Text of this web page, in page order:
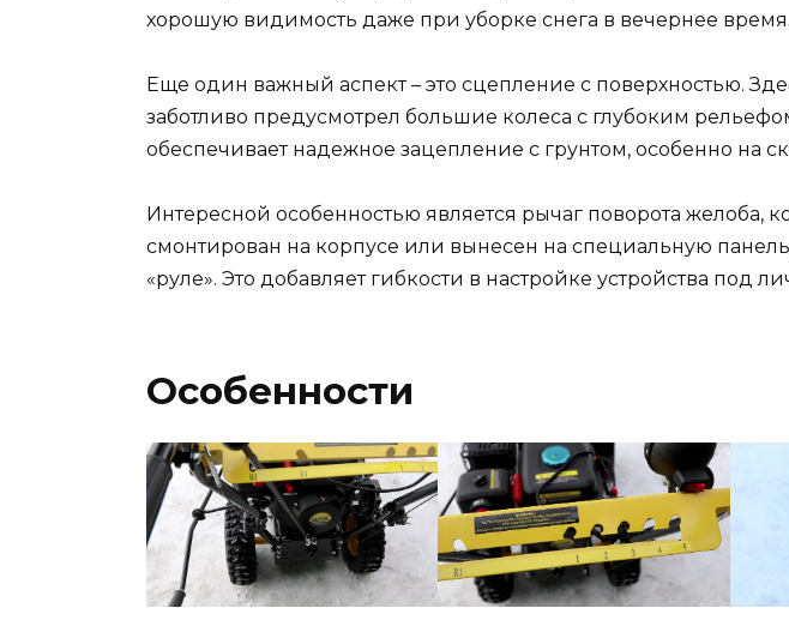
хорошую видимость даже при уборке снега в вечернее время.
Еще один важный аспект – это сцепление с поверхностью.
заботливо предусмотрел большие колеса с глубоким
обеспечивает надежное зацепление с грунтом, особенно на
Интересной особенностью является рычаг поворота желоба,
смонтирован на корпусе или вынесен на специальную
«руле». Это добавляет гибкости в настройке устройства под
Особенности